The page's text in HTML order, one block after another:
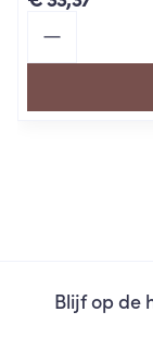
Blijf op de